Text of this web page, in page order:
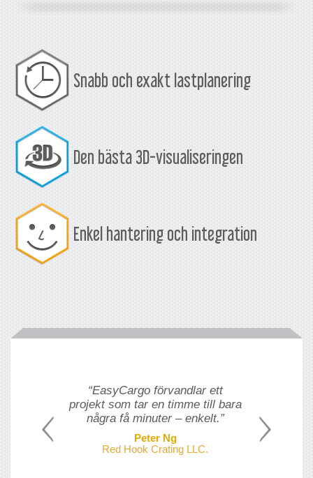
Snabb och exakt lastplanering
Den bästa 3D-visualiseringen
Enkel hantering och integration
“EasyCargo förvandlar ett
projekt som tar en timme till bara
några få minuter – enkelt.”
Peter Ng
Red Hook Crating LLC.